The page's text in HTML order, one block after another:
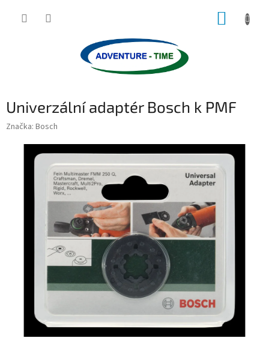
Univerzální adaptér Bosch k PMF
Značka: Bosch